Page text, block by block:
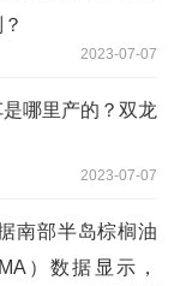
2023-07-07
哪里产的？双龙
2023-07-07
南部半岛棕榈油
）数据显示，